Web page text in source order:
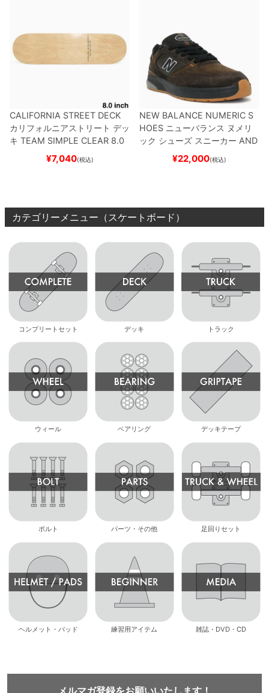
CALIFORNIA STREET DECK
カリフォルニアストリート デッ
キ TEAM SIMPLE CLEAR 8.0
ブランク（DSM）
ード スケボー
¥7,040(税込)
NEW BALANCE NUMERIC S
HOES ニューバランス ヌメリ
ック シューズ スニーカー AND
REW REYNOLDS 933
BROWN/BLACKスケート
¥22,000(税込)
カテゴリーメニュー（スケートボード）
コンプリートセット デッキ トラック
ウィール ベアリング デッキテープ
ボルト パーツ・その他 足回りセット
ヘルメット・パッド 練習用アイテム 雑誌・DVD・CD